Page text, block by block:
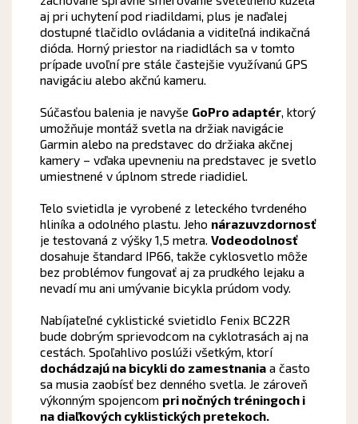
aj pri uchytení pod riadildami, plus je naďalej
dostupné tlačidlo ovládania a viditeľná indikačná
dióda. Horný priestor na riadidlách sa v tomto
prípade uvoľní pre stále častejšie využívanú GPS
navigáciu alebo akčnú kameru.
Súčasťou balenia je navyše GoPro adaptér, ktorý
umožňuje montáž svetla na držiak navigácie
Garmin alebo na predstavec do držiaka akčnej
kamery – vďaka upevneniu na predstavec je svetlo
umiestnené v úplnom strede riadidiel.
Telo svietidla je vyrobené z leteckého tvrdeného
hliníka a odolného plastu. Jeho nárazuvzdornosť
je testovaná z výšky 1,5 metra. Vodeodolnosť
dosahuje štandard IP66, takže cyklosvetlo môže
bez problémov fungovať aj za prudkého lejaku a
nevadí mu ani umývanie bicykla prúdom vody.
Nabíjateľné cyklistické svietidlo Fenix BC22R
bude dobrým sprievodcom na cyklotrasách aj na
cestách. Spoľahlivo poslúži všetkým, ktorí
dochádzajú na bicykli do zamestnaniaa často
sa musia zaobísť bez denného svetla. Je zároveň
výkonným spojencom pri nočných tréningoch i
na diaľkových cyklistických pretekoch.